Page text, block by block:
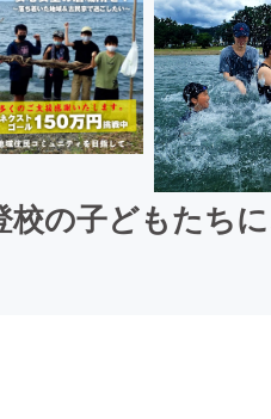
校の子どもたち